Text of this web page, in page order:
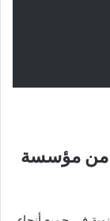
من مؤسسة